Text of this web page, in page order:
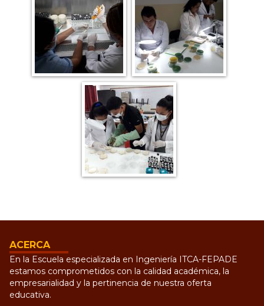
ACERCA
En la Escuela especializada en Ingeniería ITCA-FEPADE
estamos comprometidos con la calidad académica, la
empresarialidad y la pertinencia de nuestra oferta
educativa.